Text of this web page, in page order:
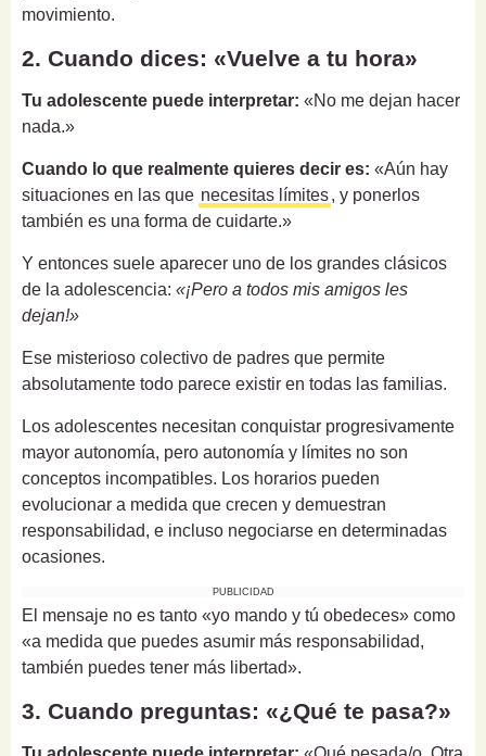
movimiento.
2. Cuando dices: «Vuelve a tu hora»
Tu adolescente puede interpretar: «No me dejan hacer
nada.»
Cuando lo que realmente quieres decir es: «Aún hay
situaciones en las que necesitas límites, y ponerlos
también es una forma de cuidarte.»
Y entonces suele aparecer uno de los grandes clásicos
de la adolescencia: «¡Pero a todos mis amigos les
dejan!»
Ese misterioso colectivo de padres que permite
absolutamente todo parece existir en todas las familias.
Los adolescentes necesitan conquistar progresivamente
mayor autonomía, pero autonomía y límites no son
conceptos incompatibles. Los horarios pueden
evolucionar a medida que crecen y demuestran
responsabilidad, e incluso negociarse en determinadas
ocasiones.
PUBLICIDAD
El mensaje no es tanto «yo mando y tú obedeces» como
«a medida que puedes asumir más responsabilidad,
también puedes tener más libertad».
3. Cuando preguntas: «¿Qué te pasa?»